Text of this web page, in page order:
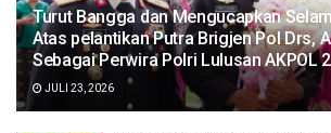
Turut Bangga dan Mengucapkan
Atas pelantikan Putra Brigjen Pol Drs,
Sebagai Perwira Polri Lulusan AKPOL
JULI 23, 2026